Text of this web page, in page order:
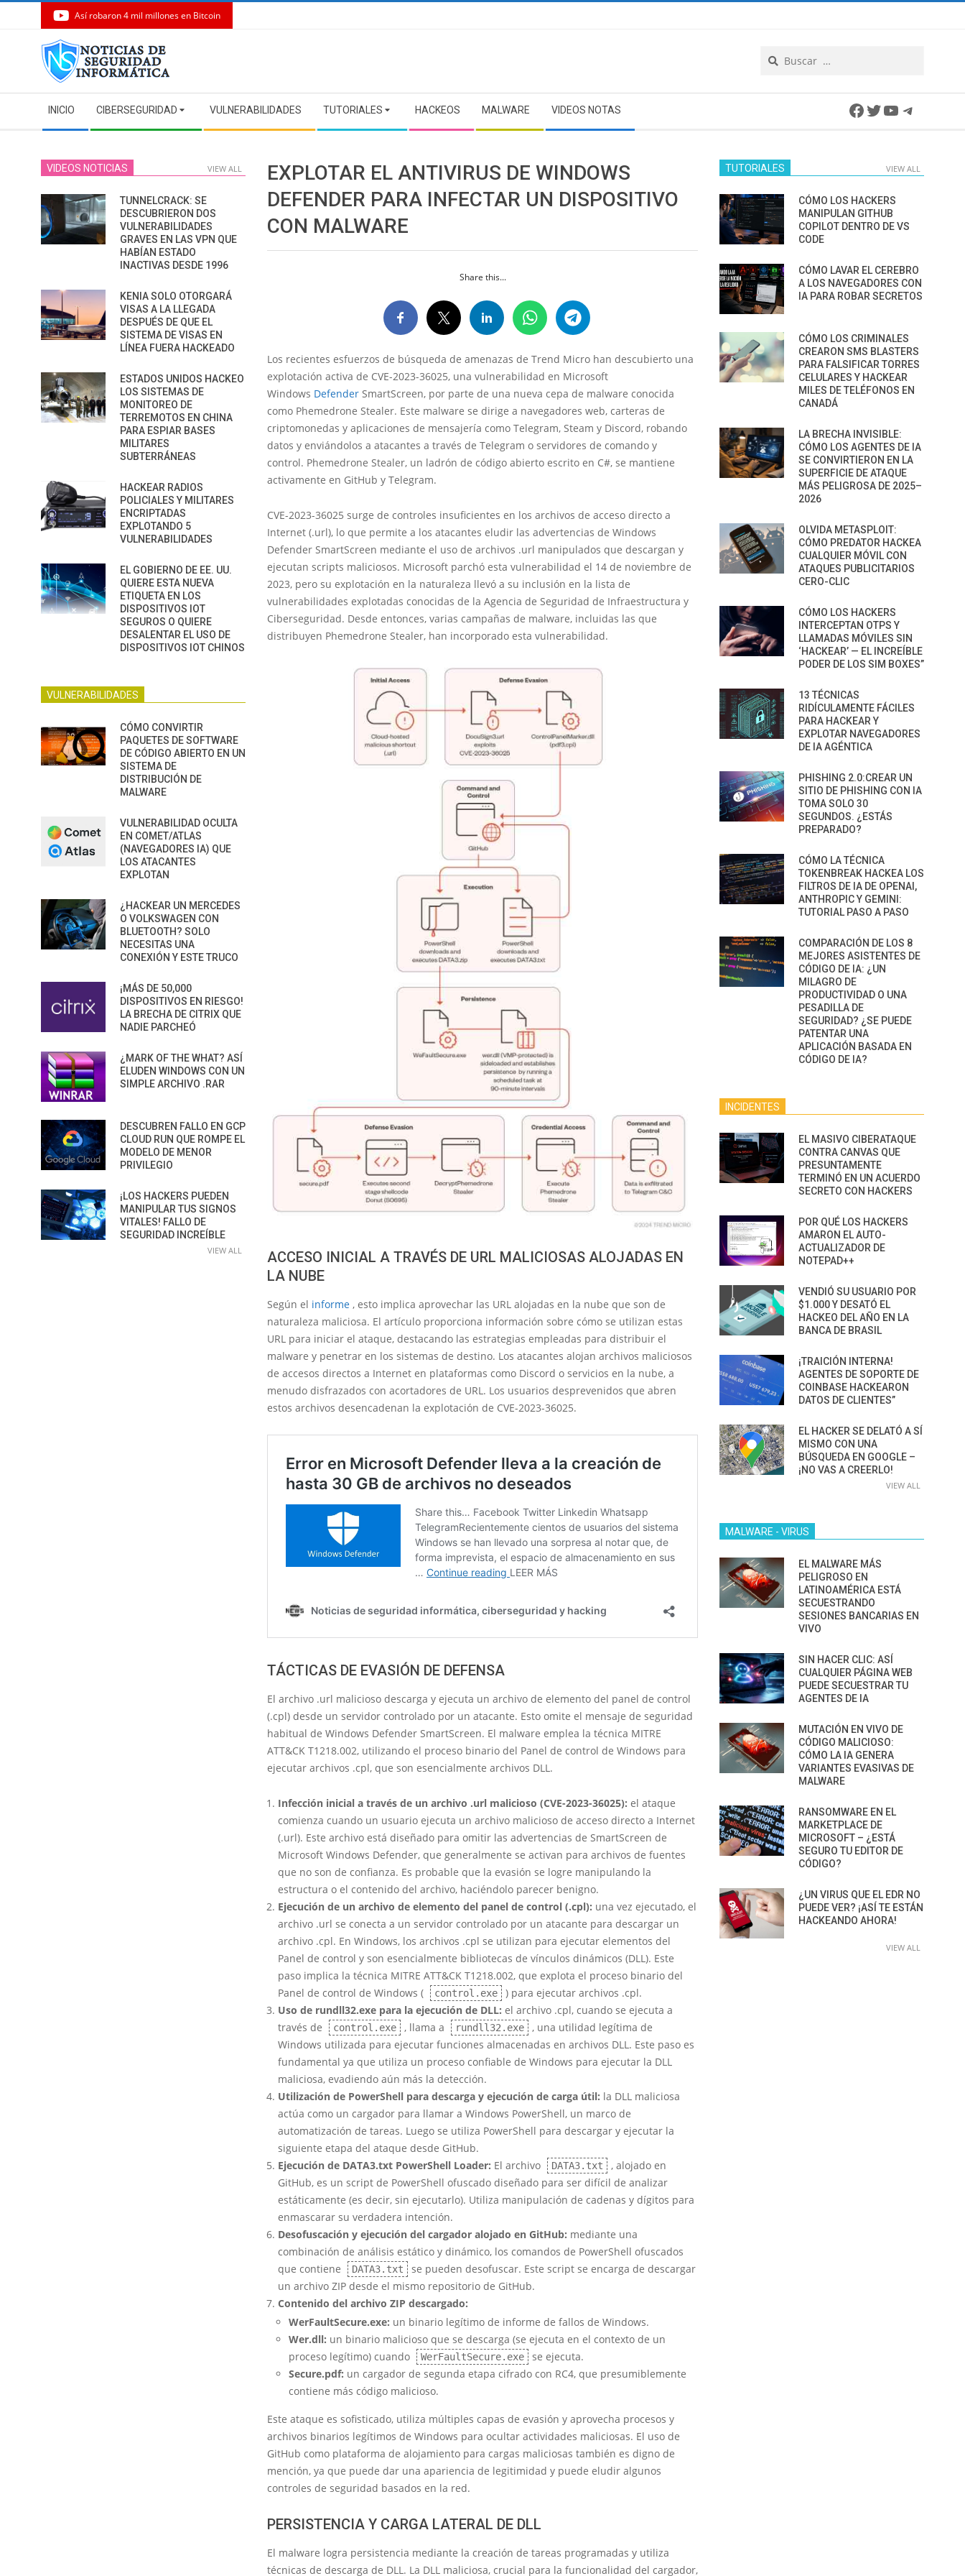
Así robaron 4 mil millones en Bitcoin
Navigation
Menu
INICIO CIBERSEGURIDAD VULNERABILIDADES TUTORIALES HACKEOS MALWARE VIDEOS NOTAS Facebook
Twitter
YouTube
EXPLOTAR EL ANTIVIRUS DE WINDOWS
DEFENDER PARA INFECTAR UN DISPOSITIVO
CON MALWARE
Share this...
Los recientes esfuerzos de búsqueda de amenazas de Trend Micro han descubierto una
explotación activa de CVE-2023-36025, una vulnerabilidad en Microsoft
Windows Defender SmartScreen, por parte de una nueva cepa de malware conocida
como Phemedrone Stealer. Este malware se dirige a navegadores web, carteras de
criptomonedas y aplicaciones de mensajería como Telegram, Steam y Discord, robando
datos y enviándolos a atacantes a través de Telegram o servidores de comando y
control. Phemedrone Stealer, un ladrón de código abierto escrito en C#, se mantiene
activamente en GitHub y Telegram.
CVE-2023-36025 surge de controles insuficientes en los archivos de acceso directo a
Internet (.url), lo que permite a los atacantes eludir las advertencias de Windows
Defender SmartScreen mediante el uso de archivos .url manipulados que descargan y
ejecutan scripts maliciosos. Microsoft parchó esta vulnerabilidad el 14 de noviembre de
2023, pero su explotación en la naturaleza llevó a su inclusión en la lista de
vulnerabilidades explotadas conocidas de la Agencia de Seguridad de Infraestructura y
Ciberseguridad. Desde entonces, varias campañas de malware, incluidas las que
distribuyen Phemedrone Stealer, han incorporado esta vulnerabilidad.
ACCESO INICIAL A TRAVÉS DE URL MALICIOSAS ALOJADAS EN
LA NUBE
Según el informe , esto implica aprovechar las URL alojadas en la nube que son de
naturaleza maliciosa. El artículo proporciona información sobre cómo se utilizan estas
URL para iniciar el ataque, destacando las estrategias empleadas para distribuir el
malware y penetrar en los sistemas de destino. Los atacantes alojan archivos maliciosos
de accesos directos a Internet en plataformas como Discord o servicios en la nube, a
menudo disfrazados con acortadores de URL. Los usuarios desprevenidos que abren
estos archivos desencadenan la explotación de CVE-2023-36025.
TÁCTICAS DE EVASIÓN DE DEFENSA
El archivo .url malicioso descarga y ejecuta un archivo de elemento del panel de control
(.cpl) desde un servidor controlado por un atacante. Esto omite el mensaje de seguridad
habitual de Windows Defender SmartScreen. El malware emplea la técnica MITRE
ATT&CK T1218.002, utilizando el proceso binario del Panel de control de Windows para
ejecutar archivos .cpl, que son esencialmente archivos DLL.
Infección inicial a través de un archivo .url malicioso (CVE-2023-36025): el ataque
comienza cuando un usuario ejecuta un archivo malicioso de acceso directo a Internet
(.url). Este archivo está diseñado para omitir las advertencias de SmartScreen de
Microsoft Windows Defender, que generalmente se activan para archivos de fuentes
que no son de confianza. Es probable que la evasión se logre manipulando la
estructura o el contenido del archivo, haciéndolo parecer benigno.
Ejecución de un archivo de elemento del panel de control (.cpl): una vez ejecutado, el
archivo .url se conecta a un servidor controlado por un atacante para descargar un
archivo .cpl. En Windows, los archivos .cpl se utilizan para ejecutar elementos del
Panel de control y son esencialmente bibliotecas de vínculos dinámicos (DLL). Este
paso implica la técnica MITRE ATT&CK T1218.002, que explota el proceso binario del
Panel de control de Windows (
control.exe
) para ejecutar archivos .cpl.
Uso de rundll32.exe para la ejecución de DLL: el archivo .cpl, cuando se ejecuta a
través de
control.exe , llama a rundll32.exe
, una utilidad legítima de
Windows utilizada para ejecutar funciones almacenadas en archivos DLL. Este paso es
fundamental ya que utiliza un proceso confiable de Windows para ejecutar la DLL
maliciosa, evadiendo aún más la detección.
Utilización de PowerShell para descarga y ejecución de carga útil: la DLL maliciosa
actúa como un cargador para llamar a Windows PowerShell, un marco de
automatización de tareas. Luego se utiliza PowerShell para descargar y ejecutar la
siguiente etapa del ataque desde GitHub.
Ejecución de DATA3.txt PowerShell Loader: El archivo DATA3.txt
, alojado en
GitHub, es un script de PowerShell ofuscado diseñado para ser difícil de analizar
estáticamente (es decir, sin ejecutarlo). Utiliza manipulación de cadenas y dígitos para
enmascarar su verdadera intención.
Desofuscación y ejecución del cargador alojado en GitHub: mediante una
combinación de análisis estático y dinámico, los comandos de PowerShell ofuscados
que contiene
DATA3.txt
se pueden desofuscar. Este script se encarga de descargar
un archivo ZIP desde el mismo repositorio de GitHub.
Contenido del archivo ZIP descargado:
WerFaultSecure.exe: un binario legítimo de informe de fallos de Windows.
Wer.dll: un binario malicioso que se descarga (se ejecuta en el contexto de un
proceso legítimo) cuando
WerFaultSecure.exe
se ejecuta.
Secure.pdf: un cargador de segunda etapa cifrado con RC4, que presumiblemente
contiene más código malicioso.
Este ataque es sofisticado, utiliza múltiples capas de evasión y aprovecha procesos y
archivos binarios legítimos de Windows para ocultar actividades maliciosas. El uso de
GitHub como plataforma de alojamiento para cargas maliciosas también es digno de
mención, ya que puede dar una apariencia de legitimidad y puede eludir algunos
controles de seguridad basados ​​en la red.
PERSISTENCIA Y CARGA LATERAL DE DLL
El malware logra persistencia mediante la creación de tareas programadas y utiliza
técnicas de descarga de DLL. La DLL maliciosa, crucial para la funcionalidad del cargador,
VIDEOS NOTICIAS VIEW ALL
TUNNELCRACK: SE
DESCUBRIERON DOS
VULNERABILIDADES
GRAVES EN LAS VPN QUE
HABÍAN ESTADO
INACTIVAS DESDE 1996
KENIA SOLO OTORGARÁ
VISAS A LA LLEGADA
DESPUÉS DE QUE EL
SISTEMA DE VISAS EN
LÍNEA FUERA HACKEADO
ESTADOS UNIDOS HACKEO
LOS SISTEMAS DE
MONITOREO DE
TERREMOTOS EN CHINA
PARA ESPIAR BASES
MILITARES
SUBTERRÁNEAS
HACKEAR RADIOS
POLICIALES Y MILITARES
ENCRIPTADAS
EXPLOTANDO 5
VULNERABILIDADES
EL GOBIERNO DE EE. UU.
QUIERE ESTA NUEVA
ETIQUETA EN LOS
DISPOSITIVOS IOT
SEGUROS O QUIERE
DESALENTAR EL USO DE
DISPOSITIVOS IOT CHINOS
VULNERABILIDADES
CÓMO CONVIRTIR
PAQUETES DE SOFTWARE
DE CÓDIGO ABIERTO EN UN
SISTEMA DE
DISTRIBUCIÓN DE
MALWARE
VULNERABILIDAD OCULTA
EN COMET/ATLAS
(NAVEGADORES IA) QUE
LOS ATACANTES
EXPLOTAN
¿HACKEAR UN MERCEDES
O VOLKSWAGEN CON
BLUETOOTH? SOLO
NECESITAS UNA
CONEXIÓN Y ESTE TRUCO
¡MÁS DE 50,000
DISPOSITIVOS EN RIESGO!
LA BRECHA DE CITRIX QUE
NADIE PARCHEÓ
¿MARK OF THE WHAT? ASÍ
ELUDEN WINDOWS CON UN
SIMPLE ARCHIVO .RAR
DESCUBREN FALLO EN GCP
CLOUD RUN QUE ROMPE EL
MODELO DE MENOR
PRIVILEGIO
¡LOS HACKERS PUEDEN
MANIPULAR TUS SIGNOS
VITALES! FALLO DE
SEGURIDAD INCREÍBLE
VIEW ALL
TUTORIALES VIEW ALL
CÓMO LOS HACKERS
MANIPULAN GITHUB
COPILOT DENTRO DE VS
CODE
CÓMO LAVAR EL CEREBRO
A LOS NAVEGADORES CON
IA PARA ROBAR SECRETOS
CÓMO LOS CRIMINALES
CREARON SMS BLASTERS
PARA FALSIFICAR TORRES
CELULARES Y HACKEAR
MILES DE TELÉFONOS EN
CANADÁ
LA BRECHA INVISIBLE:
CÓMO LOS AGENTES DE IA
SE CONVIRTIERON EN LA
SUPERFICIE DE ATAQUE
MÁS PELIGROSA DE 2025–
2026
OLVIDA METASPLOIT:
CÓMO PREDATOR HACKEA
CUALQUIER MÓVIL CON
ATAQUES PUBLICITARIOS
CERO-CLIC
CÓMO LOS HACKERS
INTERCEPTAN OTPS Y
LLAMADAS MÓVILES SIN
‘HACKEAR’ — EL INCREÍBLE
PODER DE LOS SIM BOXES”
13 TÉCNICAS
RIDÍCULAMENTE FÁCILES
PARA HACKEAR Y
EXPLOTAR NAVEGADORES
DE IA AGÉNTICA
PHISHING 2.0:CREAR UN
SITIO DE PHISHING CON IA
TOMA SOLO 30
SEGUNDOS. ¿ESTÁS
PREPARADO?
CÓMO LA TÉCNICA
TOKENBREAK HACKEA LOS
FILTROS DE IA DE OPENAI,
ANTHROPIC Y GEMINI:
TUTORIAL PASO A PASO
COMPARACIÓN DE LOS 8
MEJORES ASISTENTES DE
CÓDIGO DE IA: ¿UN
MILAGRO DE
PRODUCTIVIDAD O UNA
PESADILLA DE
SEGURIDAD? ¿SE PUEDE
PATENTAR UNA
APLICACIÓN BASADA EN
CÓDIGO DE IA?
INCIDENTES
EL MASIVO CIBERATAQUE
CONTRA CANVAS QUE
PRESUNTAMENTE
TERMINÓ EN UN ACUERDO
SECRETO CON HACKERS
POR QUÉ LOS HACKERS
AMARON EL AUTO-
ACTUALIZADOR DE
NOTEPAD++
VENDIÓ SU USUARIO POR
$1.000 Y DESATÓ EL
HACKEO DEL AÑO EN LA
BANCA DE BRASIL
¡TRAICIÓN INTERNA!
AGENTES DE SOPORTE DE
COINBASE HACKEARON
DATOS DE CLIENTES”
EL HACKER SE DELATÓ A SÍ
MISMO CON UNA
BÚSQUEDA EN GOOGLE –
¡NO VAS A CREERLO!
VIEW ALL
MALWARE - VIRUS
EL MALWARE MÁS
PELIGROSO EN
LATINOAMÉRICA ESTÁ
SECUESTRANDO
SESIONES BANCARIAS EN
VIVO
SIN HACER CLIC: ASÍ
CUALQUIER PÁGINA WEB
PUEDE SECUESTRAR TU
AGENTES DE IA
MUTACIÓN EN VIVO DE
CÓDIGO MALICIOSO:
CÓMO LA IA GENERA
VARIANTES EVASIVAS DE
MALWARE
RANSOMWARE EN EL
MARKETPLACE DE
MICROSOFT – ¿ESTÁ
SEGURO TU EDITOR DE
CÓDIGO?
¿UN VIRUS QUE EL EDR NO
PUEDE VER? ¡ASÍ TE ESTÁN
HACKEANDO AHORA!
VIEW ALL